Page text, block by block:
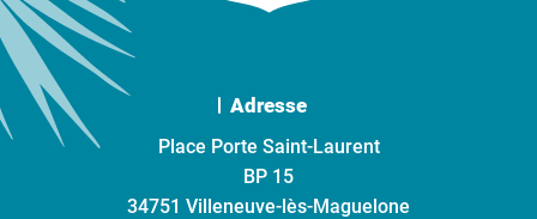
Adresse
Place Porte Saint-Laurent
BP 15
34751 Villeneuve-lès-Maguelone